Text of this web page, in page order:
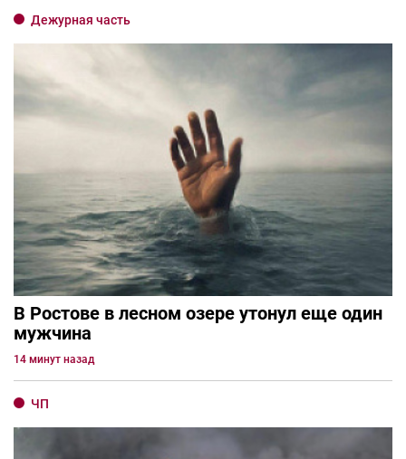
Дежурная часть
В Ростове в лесном озере утонул еще один
мужчина
14 минут назад
ЧП